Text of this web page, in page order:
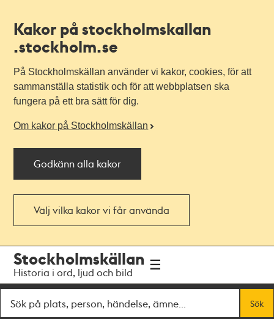
Kakor på stockholmskallan
.stockholm.se
På Stockholmskällan använder vi kakor, cookies, för att
sammanställa statistik och för att webbplatsen ska
fungera på ett bra sätt för dig.
Om kakor på Stockholmskällan
Godkänn alla kakor
Välj vilka kakor vi får använda
navigationen
huvudinnehållet
Stockholmskällan
Historia i ord, ljud och bild
Sök